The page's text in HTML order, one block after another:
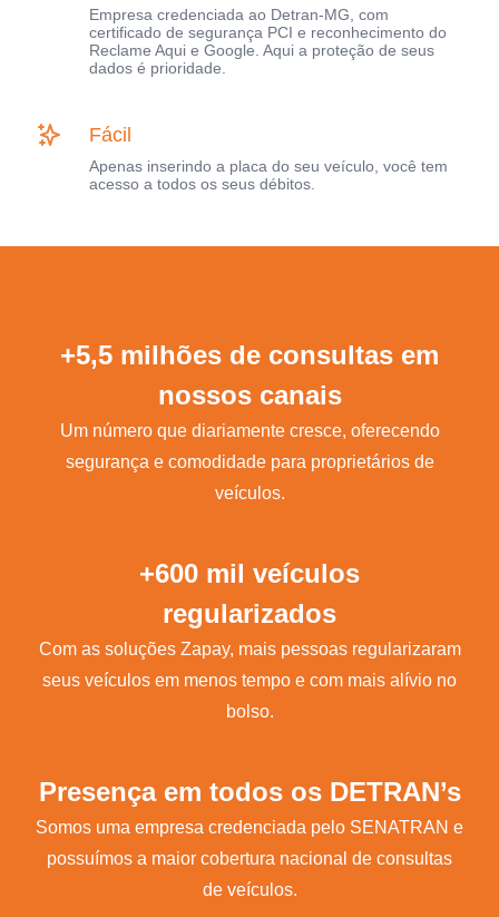
Empresa credenciada ao Detran-MG, com
certificado de segurança PCI e reconhecimento do
Reclame Aqui e Google. Aqui a proteção de seus
dados é prioridade.
Fácil
Apenas inserindo a placa do seu veículo, você tem
acesso a todos os seus débitos.
+5,5 milhões de consultas em
nossos canais
Um número que diariamente cresce, oferecendo
segurança e comodidade para proprietários de
veículos.
+600 mil veículos
regularizados
Com as soluções Zapay, mais pessoas regularizaram
seus veículos em menos tempo e com mais alívio no
bolso.
Presença em todos os DETRAN’s
Somos uma empresa credenciada pelo SENATRAN e
possuímos a maior cobertura nacional de consultas
de veículos.